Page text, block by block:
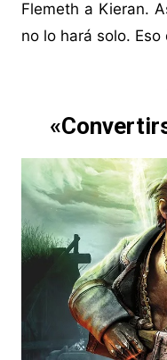
Flemeth a Kieran.
no lo hará solo. Eso